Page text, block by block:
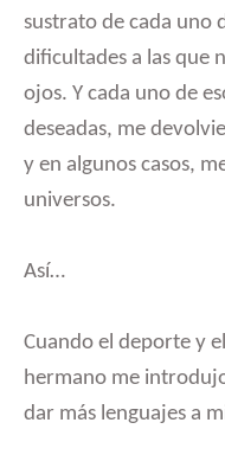
sustrato de cada uno
dificultades a las que
ojos. Y cada uno de
deseadas, me
y en algunos casos,
universos.
Así…
Cuando el deporte y
hermano me
dar más lenguajes a